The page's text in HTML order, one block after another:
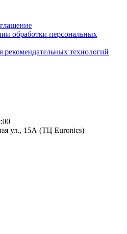
обработки персональных
технологий
ул., 15А (ТЦ Euronics)